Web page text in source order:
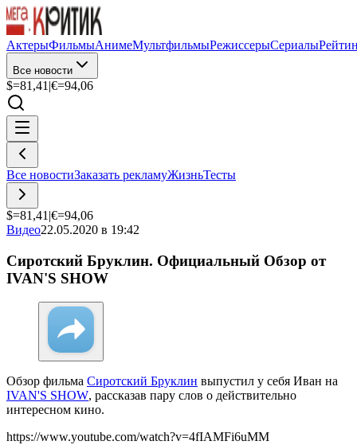
АктерыФильмыАнимеМультфильмыРежиссерыСериалы
Все новости
$=81,41 |€=94,06
Все новостиЗаказать рекламуЖизньТесты
$=81,41 |€=94,06
Видео22.05.2020 в 19:42
Сиротский Бруклин. Официальный Обзор от
IVAN'S SHOW
Обзор фильма Сиротский Бруклин выпустил у себя Иван на
IVAN'S SHOW, рассказав пару слов о действительно
интересном кино.
https://www.youtube.com/watch?v=4fIAMFi6uMM